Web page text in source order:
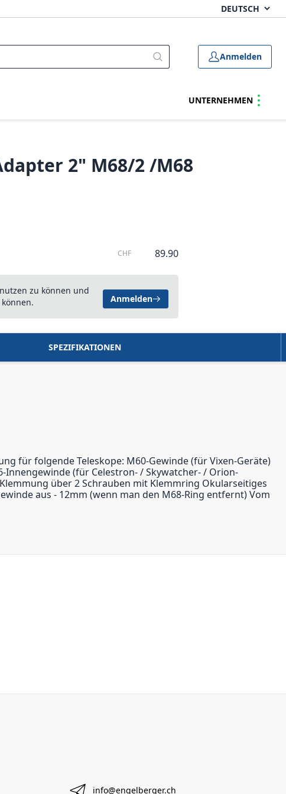
Anmelden
UNTERNEHMEN
2" M68/2 /M68
CHF 89.90
zu können und
Anmelden
SPEZIFIKATIONEN
für folgende Teleskope: M60-Gewinde (für Vixen-Geräte)
Innengewinde (für Celestron- / Skywatcher- / Orion-
über 2 Schrauben mit Klemmring Okularseitiges
aus - 12mm (wenn man den M68-Ring entfernt) Vom
info@engelberger.ch